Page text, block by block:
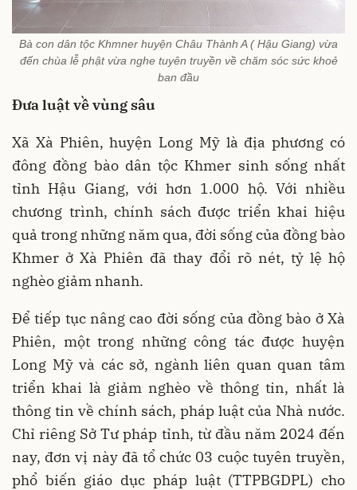
Bà con dân tộc Khmner huyện Châu Thành A ( Hậu Giang) vừa
đến chùa lễ phật vừa nghe tuyên truyền về chăm sóc sức khoẻ
ban đầu
Đưa luật về vùng sâu
Xã Xà Phiên, huyện Long Mỹ là địa phương có
đông đồng bào dân tộc Khmer sinh sống nhất
tỉnh Hậu Giang, với hơn 1.000 hộ. Với nhiều
chương trình, chính sách được triển khai hiệu
quả trong những năm qua, đời sống của đồng bào
Khmer ở Xà Phiên đã thay đổi rõ nét, tỷ lệ hộ
nghèo giảm nhanh.
Để tiếp tục nâng cao đời sống của đồng bào ở Xà
Phiên, một trong những công tác được huyện
Long Mỹ và các sở, ngành liên quan quan tâm
triển khai là giảm nghèo về thông tin, nhất là
thông tin về chính sách, pháp luật của Nhà nước.
Chỉ riêng Sở Tư pháp tỉnh, từ đầu năm 2024 đến
nay, đơn vị này đã tổ chức 03 cuộc tuyên truyền,
phổ biến giáo dục pháp luật (TTPBGDPL) cho